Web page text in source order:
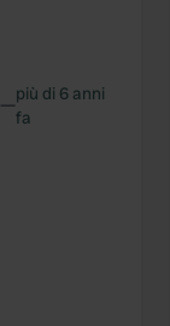
—più di 6 anni
fa